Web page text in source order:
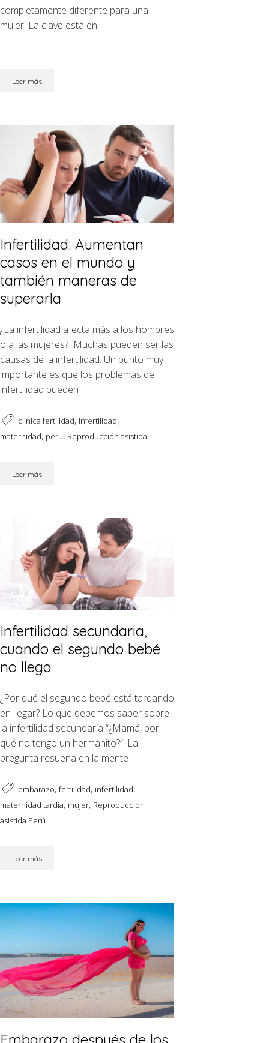
completamente diferente para una
mujer. La clave está en
Leer más
Infertilidad: Aumentan
casos en el mundo y
también maneras de
superarla
¿La infertilidad afecta más a los hombres
o a las mujeres? Muchas pueden ser las
causas de la infertilidad. Un punto muy
importante es que los problemas de
infertilidad pueden
clínica fertilidad, infertilidad,
maternidad, peru, Reproducción asistida
Leer más
Infertilidad secundaria,
cuando el segundo bebé
no llega
¿Por qué el segundo bebé está tardando
en llegar? Lo que debemos saber sobre
la infertilidad secundaria “¿Mamá, por
qué no tengo un hermanito?”. La
pregunta resuena en la mente
embarazo, fertilidad, infertilidad,
maternidad tardía, mujer, Reproducción
asistida Perú
Leer más